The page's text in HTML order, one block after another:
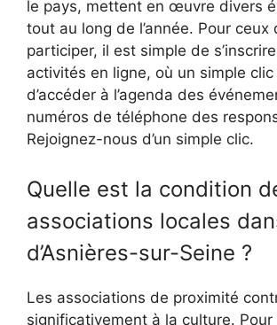
le pays, mettent en œuvre divers
tout au long de l’année. Pour ceux
participer, il est simple de
activités en ligne, où un simple
d’accéder à l’agenda des
numéros de téléphone des
Rejoignez-nous d’un simple clic.
Quelle est la condition
associations locales
d’Asnières-sur-Seine ?
Les associations de proximité
significativement à la culture. Pour